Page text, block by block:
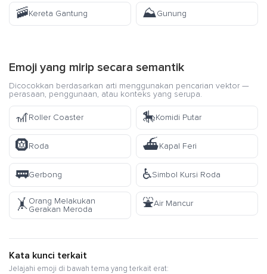
🚠Kereta Gantung ⛰️Gunung
Emoji yang mirip secara semantik
Dicocokkan berdasarkan arti menggunakan pencarian vektor —
perasaan, penggunaan, atau konteks yang serupa.
🎢Roller Coaster 🎠Komidi Putar
🛞Roda ⛴️Kapal Feri
🚃Gerbong ♿Simbol Kursi Roda
🤸Orang Melakukan
Gerakan Meroda
⛲Air Mancur
Kata kunci terkait
Jelajahi emoji di bawah tema yang terkait erat: